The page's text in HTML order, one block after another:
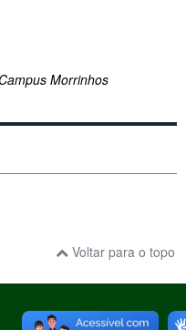
Morrinhos
Voltar para o topo